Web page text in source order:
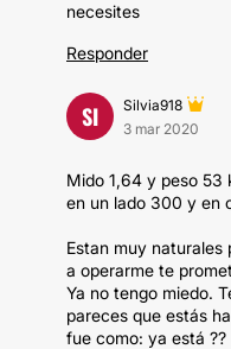
necesites
Responder
SI
Silvia918
3 mar 2020
Mido 1,64 y peso 53
en un lado 300 y en
Estan muy naturales
a operarme te
Ya no tengo miedo.
pareces que estás
fue como: ya está ??